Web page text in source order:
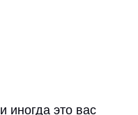
иногда это вас